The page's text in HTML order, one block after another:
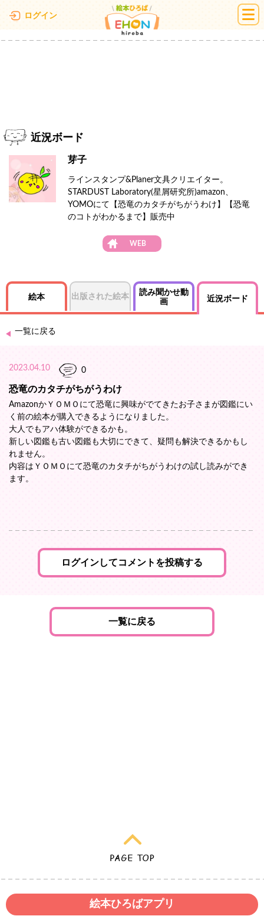
ログイン 絵本ひろば
近況ボード
芽子
ラインスタンプ&Planer文具クリエイター。
STARDUST Laboratory(星屑研究所)amazon、
YOMOにて【恐竜のカタチがちがうわけ】【恐竜
のコトがわかるまで】販売中
WEB
絵本 出版された絵本
読み聞かせ動
画
近況ボード
一覧に戻る
2023.04.10 0
恐竜のカタチがちがうわけ
AmazonかＹＯＭＯにて恐竜に興味がでてきたお子さまが図鑑にい
く前の絵本が購入できるようになりました。
大人でもアハ体験ができるかも。
新しい図鑑も古い図鑑も大切にできて、疑問も解決できるかもし
れません。
内容はＹＯＭＯにて恐竜のカタチがちがうわけの試し読みができ
ます。
ログインしてコメントを投稿する
一覧に戻る
絵本ひろばアプリ